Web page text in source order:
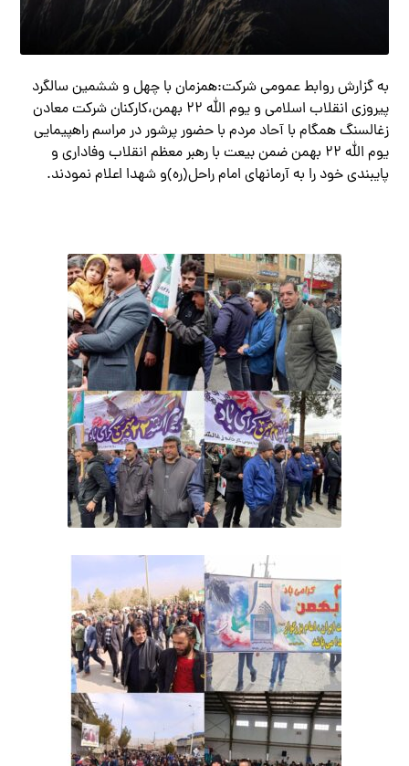
به گزارش روابط عمومي شركت:همزمان با چهل و ششمين سالگرد
پيروزي انقلاب اسلامي و يوم الله ۲۲ بهمن،كاركنان شركت معادن
زغالسنگ همگام با آحاد مردم با حضور پرشور در مراسم راهپيمايي
يوم الله ۲۲ بهمن ضمن بيعت با رهبر معظم انقلاب وفاداري و
پايبندي خود را به آرمانهاي امام راحل(ره)و شهدا اعلام نمودند.